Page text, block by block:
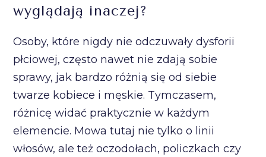
wyglądają inaczej?
Osoby, które nigdy nie odczuwały dysforii
płciowej, często nawet nie zdają sobie
sprawy, jak bardzo różnią się od siebie
twarze kobiece i męskie. Tymczasem,
różnicę widać praktycznie w każdym
elemencie. Mowa tutaj nie tylko o linii
włosów, ale też oczodołach, policzkach czy